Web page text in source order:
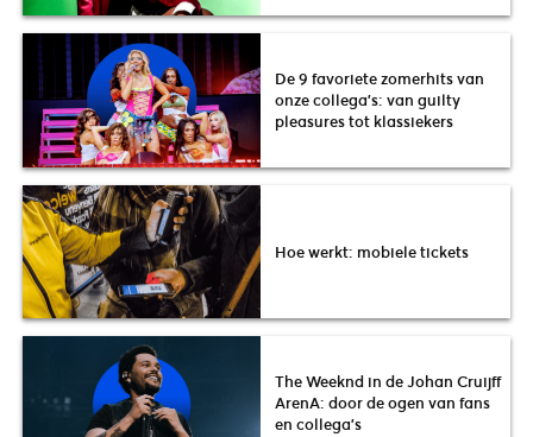
De 9 favoriete zomerhits van
onze collega’s: van guilty
pleasures tot klassiekers
Hoe werkt: mobiele tickets
The Weeknd in de Johan Cruijff
ArenA: door de ogen van fans
en collega’s